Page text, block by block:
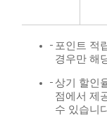
포인트 적
경우만 해
상기 할인
점에서 제
수 있습니